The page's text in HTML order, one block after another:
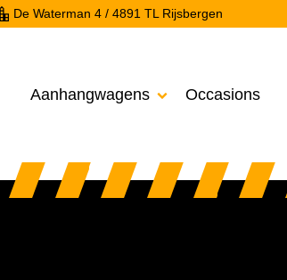
De Waterman 4 / 4891 TL Rijsbergen
Aanhangwagens  Occasions